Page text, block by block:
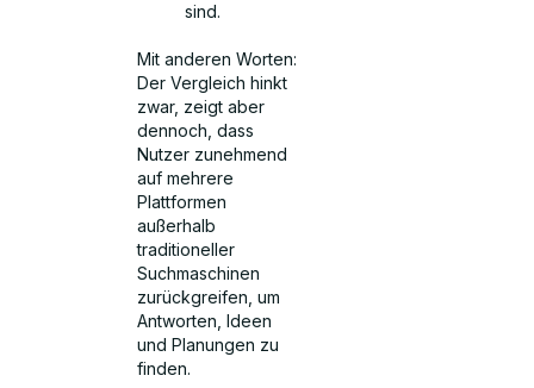
sind.
Mit anderen Worten:
Der Vergleich hinkt
zwar, zeigt aber
dennoch, dass
Nutzer zunehmend
auf mehrere
Plattformen
außerhalb
traditioneller
Suchmaschinen
zurückgreifen, um
Antworten, Ideen
und Planungen zu
finden.